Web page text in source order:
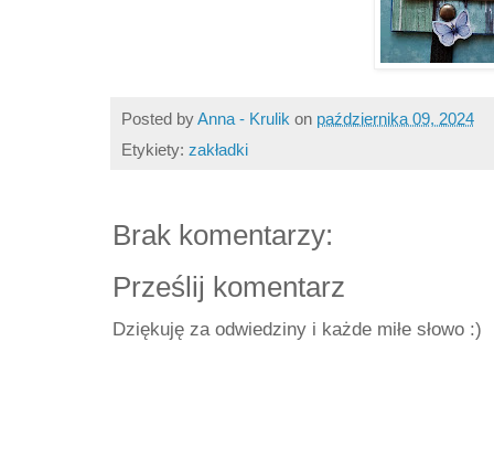
Posted byAnna - Krulik on października 09, 2024
Etykiety: zakładki
Brak komentarzy:
Prześlij komentarz
Dziękuję za odwiedziny i każde miłe słowo :)